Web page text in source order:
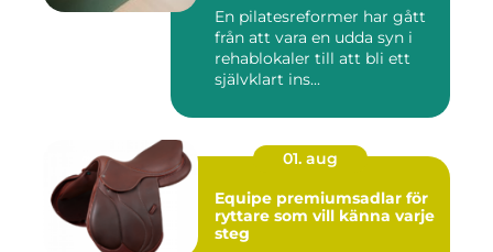
En pilatesreformer har gått
från att vara en udda syn i
rehablokaler till att bli ett
självklart ins...
01. aug
Equipe premiumsadlar för
ryttare som vill känna varje
steg